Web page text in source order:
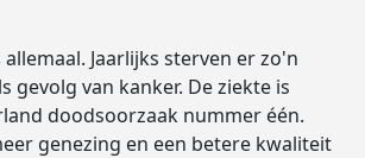
Jaarlijks sterven er zo'n
gevolg van kanker. De ziekte is
doodsoorzaak nummer één.
genezing en een betere kwaliteit